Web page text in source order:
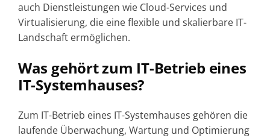
auch Dienstleistungen wie Cloud-Services und
Virtualisierung, die eine flexible und skalierbare IT-
Landschaft ermöglichen.
Was gehört zum IT-Betrieb eines
IT-Systemhauses?
Zum IT-Betrieb eines IT-Systemhauses gehören die
laufende Überwachung, Wartung und Optimierung